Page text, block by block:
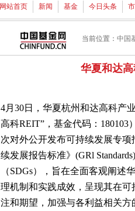
网站首页 新闻 基金 今日头条
当前位置： 中国
华夏和达
4月30日，华夏杭州和达高科产
高科REIT”，基金代码：
次对外公开发布可持续发展专
续发展报告标准》(GRl
（SDGs），旨在全面客观阐述
理机制和实践成效，呈现其在
注和期望，加强与各利益相关方